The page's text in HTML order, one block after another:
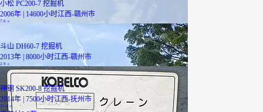
小松 PC200-7 挖掘机
2006年 | 14600小时江西-赣州市
7.6 万
斗山 DH60-7 挖掘机
2013年 | 8000小时江西-赣州市
2.9
神钢 SK200-8 挖掘机
2014年 | 7500小时江西-抚州市
20.8 万